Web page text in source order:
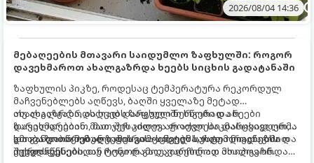
2026/08/04 14:36
მებაღეების მთავარი საიდუმლო ზაფხულში: როგორ
დავეხმაროთ ახალგაზრდა ხეებს სიცხის გადატანაში
ზაფხულის პიკზე, როდესაც ტემპერატურა რეკორდულ
მაჩვენებლებს აღწევს, ბაღში ყველაზე მეტად
ახალგაზრდა, ახლად დარგული ნერგები და ხეები
ზარალდებიან. მათ ჯერ კიდევ არ აქვთ საკმარისად ღრმა
და განვითარებული ფესვთა სისტემა, რათა ნიადაგის
ქვედა ფენებიდან ტენი დამოუკიდებლად მოიპოვონ.
თუ ახალგაზრდა ხეებს ზაფხულში სწორად არ
დავეხმარებით, მათ შესაძლოა ფოთლები დასცვივდეთ,
ხმობა დაიწყონ ან ზამთრის ყინვებს სუსტი ორგანიზმით
შეხვდნენ.
გთავაზობთ მებაღეების გამოცდილ საიდუმლოებებსა და
ოქროს წესებს, თუ როგორ გადავარჩინოთ ახალგაზრდა